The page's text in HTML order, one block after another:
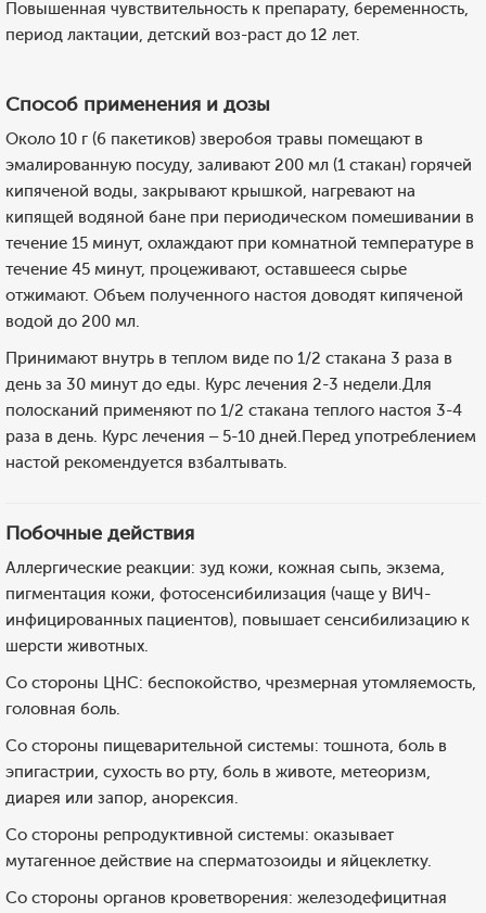
Повышенная чувствительность к препарату, беременность,
период лактации, детский воз-раст до 12 лет.
Способ применения и дозы
Около 10 г (6 пакетиков) зверобоя травы помещают в
эмалированную посуду, заливают 200 мл (1 стакан) горячей
кипяченой воды, закрывают крышкой, нагревают на
кипящей водяной бане при периодическом помешивании в
течение 15 минут, охлаждают при комнатной температуре в
течение 45 минут, процеживают, оставшееся сырье
отжимают. Объем полученного настоя доводят кипяченой
водой до 200 мл.
Принимают внутрь в теплом виде по 1/2 стакана 3 раза в
день за 30 минут до еды. Курс лечения 2-3 недели.Для
полосканий применяют по 1/2 стакана теплого настоя 3-4
раза в день. Курс лечения – 5-10 дней.Перед употреблением
настой рекомендуется взбалтывать.
Побочные действия
Аллергические реакции: зуд кожи, кожная сыпь, экзема,
пигментация кожи, фотосенсибилизация (чаще у ВИЧ-
инфицированных пациентов), повышает сенсибилизацию к
шерсти животных.
Со стороны ЦНС: беспокойство, чрезмерная утомляемость,
головная боль.
Со стороны пищеварительной системы: тошнота, боль в
эпигастрии, сухость во рту, боль в животе, метеоризм,
диарея или запор, анорексия.
Со стороны репродуктивной системы: оказывает
мутагенное действие на сперматозоиды и яйцеклетку.
Со стороны органов кроветворения: железодефицитная